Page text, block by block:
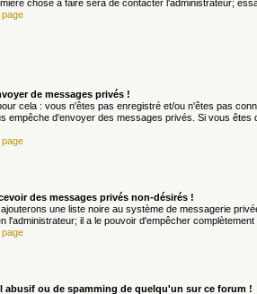
chose à faire sera de contacter l'administrateur;
page
de messages privés !
cela : vous n'êtes pas enregistré et/ou n'êtes pas
empêche d'envoyer des messages privés. Si vous
page
des messages privés non-désirés !
une liste noire au système de messagerie
l'administrateur; il a le pouvoir d'empêcher
page
abusif ou de spamming de quelqu'un sur ce forum !